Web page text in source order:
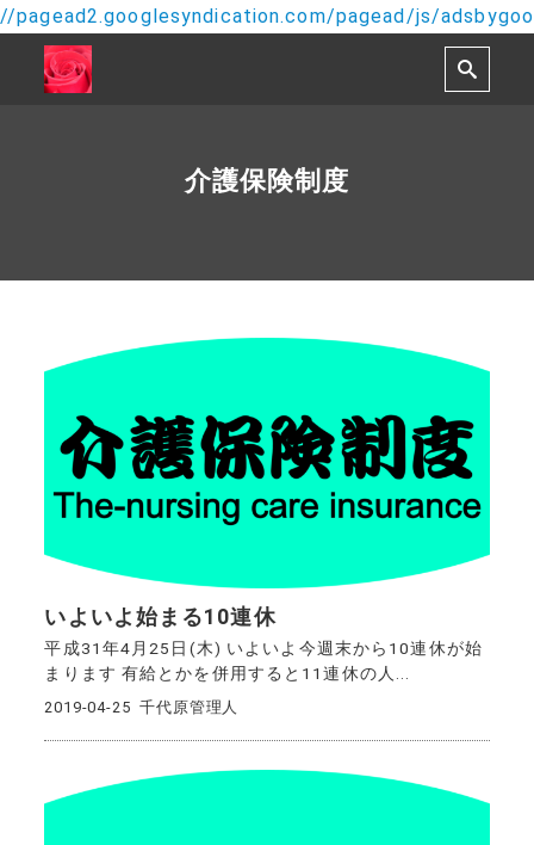
//pagead2.googlesyndication.com/pagead/js/
介護保険制度
いよいよ始まる10連休
平成31年4月25日(木) いよいよ今週末から10連休が始
まります 有給とかを併用すると11連休の人...
2019-04-25 千代原管理人